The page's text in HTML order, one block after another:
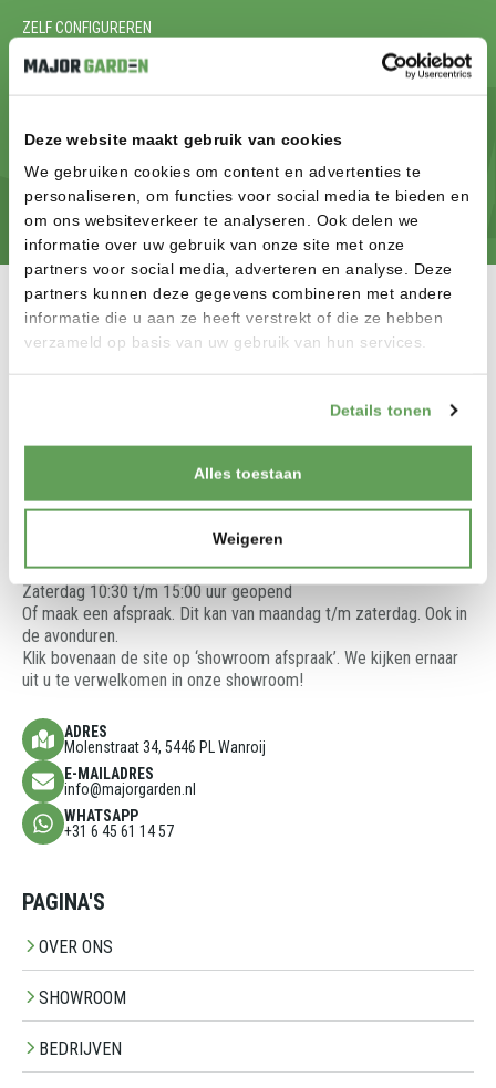
Deze website maakt gebruik van cookies
We gebruiken cookies om content en advertenties te
personaliseren, om functies voor social media te bieden en
om ons websiteverkeer te analyseren. Ook delen we
informatie over uw gebruik van onze site met onze
partners voor social media, adverteren en analyse. Deze
partners kunnen deze gegevens combineren met andere
informatie die u aan ze heeft verstrekt of die ze hebben
verzameld op basis van uw gebruik van hun services.
Details tonen
Alles toestaan
Weigeren
ZELF CONFIGUREREN
KLAAR OM JE DROOMTUIN TE
REALISEREN? START MET
CONFIGUREREN
Welkom op de site van Major Garden in Wanroij! Onze showroom
We denken graag met u mee en adviseren u over de beste
Vrijdag 13:00 t/m 17:00 uur geopend
Zaterdag 10:30 t/m 15:00 uur geopend
Of maak een afspraak. Dit kan van maandag t/m zaterdag. Ook in
de avonduren.
Klik bovenaan de site op ‘showroom afspraak’. We kijken ernaar
uit u te verwelkomen in onze showroom!
ADRES
Molenstraat 34, 5446 PL Wanroij
E-MAILADRES
info@majorgarden.nl
WHATSAPP
+31 6 45 61 14 57
PAGINA'S
OVER ONS
SHOWROOM
BEDRIJVEN